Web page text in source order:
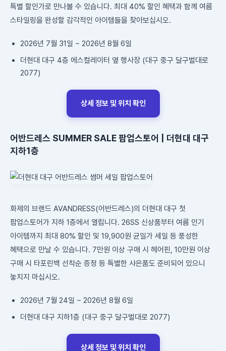
특별 할인가로 만나볼 수 있습니다. 최대 40% 할인 혜택과 함께 여름
스타일링을 완성할 감각적인 아이템들을 찾아보십시오.
2026년 7월 31일 ~ 2026년 8월 6일
더현대 대구 4층 에스컬레이터 옆 행사장 (대구 중구 달구벌대로
2077)
상세 정보 및 위치 확인
어반드레스 SUMMER SALE 팝업스토어 | 더현대 대구
지하1층
화제의 브랜드 AVANDRESS(어반드레스)의 더현대 대구 첫
팝업스토어가 지하 1층에서 열립니다. 26SS 신상품부터 여름 인기
아이템까지 최대 80% 할인 및 19,900원 균일가 세일 등 풍성한
혜택으로 만날 수 있습니다. 7만원 이상 구매 시 헤어핀, 10만원 이상
구매 시 타포린백 선착순 증정 등 특별한 사은품도 준비되어 있으니
놓치지 마십시오.
2026년 7월 24일 ~ 2026년 8월 6일
더현대 대구 지하1층 (대구 중구 달구벌대로 2077)
상세 정보 및 위치 확인